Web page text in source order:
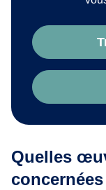
Quelles